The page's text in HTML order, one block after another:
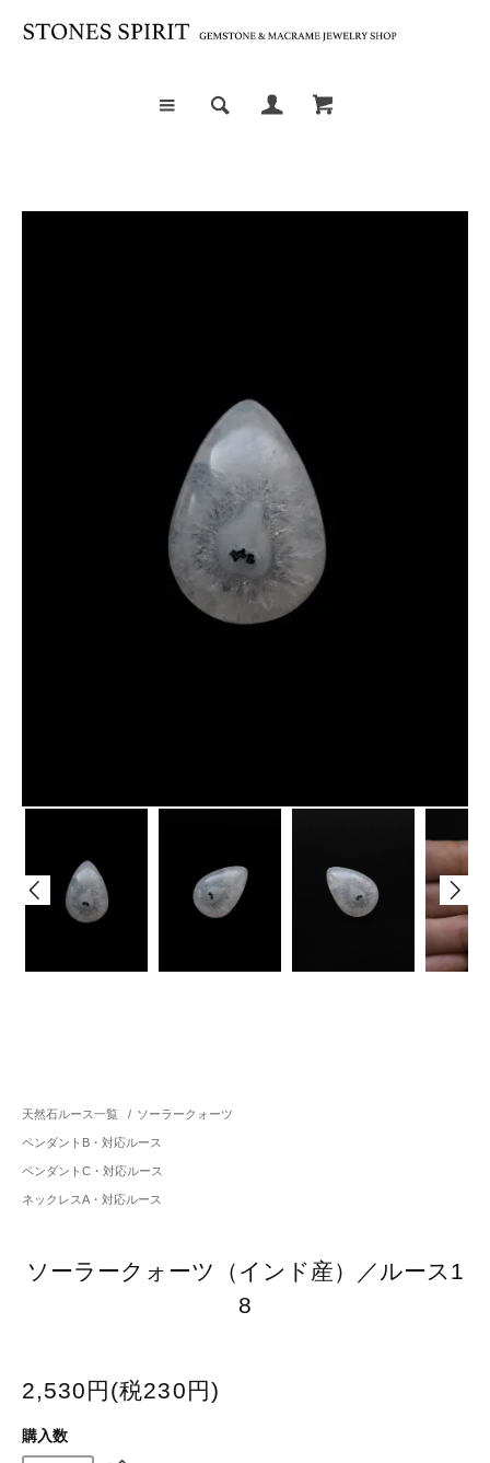
天然石ルース一覧 / ソーラークォーツ
ペンダントB・対応ルース
ペンダントC・対応ルース
ネックレスA・対応ルース
ソーラークォーツ（インド産）／ルース1
8
2,530円(税230円)
購入数